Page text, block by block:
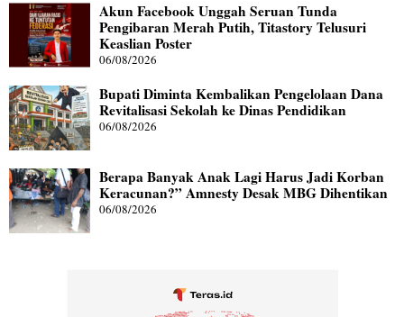
Akun Facebook Unggah Seruan Tunda
Pengibaran Merah Putih, Titastory Telusuri
Keaslian Poster
06/08/2026
Bupati Diminta Kembalikan Pengelolaan Dana
Revitalisasi Sekolah ke Dinas Pendidikan
06/08/2026
Berapa Banyak Anak Lagi Harus Jadi Korban
Keracunan?” Amnesty Desak MBG Dihentikan
06/08/2026